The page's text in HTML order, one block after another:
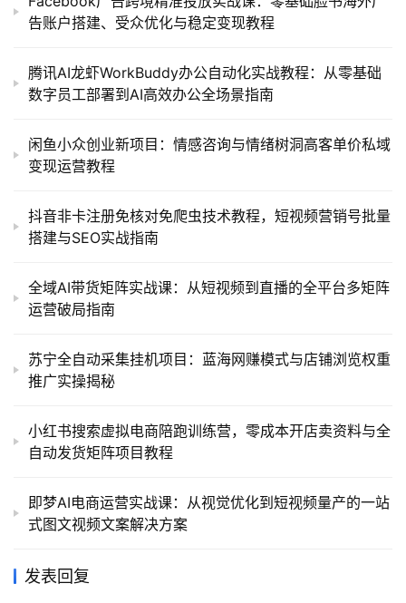
告账户搭建、受众优化与稳定变现教程
腾讯AI龙虾WorkBuddy办公自动化实战教程：从零基础
数字员工部署到AI高效办公全场景指南
闲鱼小众创业新项目：情感咨询与情绪树洞高客单价私域
变现运营教程
抖音非卡注册免核对免爬虫技术教程，短视频营销号批量
搭建与SEO实战指南
全域AI带货矩阵实战课：从短视频到直播的全平台多矩阵
运营破局指南
苏宁全自动采集挂机项目：蓝海网赚模式与店铺浏览权重
推广实操揭秘
小红书搜索虚拟电商陪跑训练营，零成本开店卖资料与全
自动发货矩阵项目教程
即梦AI电商运营实战课：从视觉优化到短视频量产的一站
式图文视频文案解决方案
发表回复